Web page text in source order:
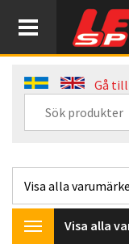
Gå till
ToggleVisa alla